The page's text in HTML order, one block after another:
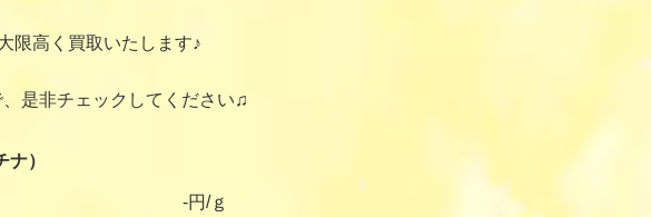
限高く買取いたします♪
是非チェックしてください♫
）
-円/ｇ